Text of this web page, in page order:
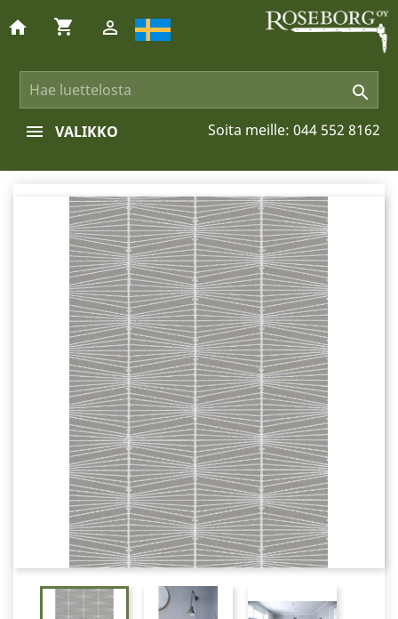

home shopping_cart 
Soita meille: 044 552 8162
VALIKKO